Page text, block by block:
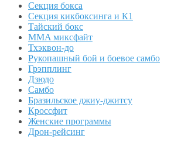
Секция бокса
Секция кикбоксинга и К1
Тайский бокс
MMA миксфайт
Тхэквон-до
Рукопашный бой и боевое самбо
Грэпплинг
Дзюдо
Самбо
Бразильское джиу-джитсу
Кроссфит
Женские программы
Дрон-рейсинг